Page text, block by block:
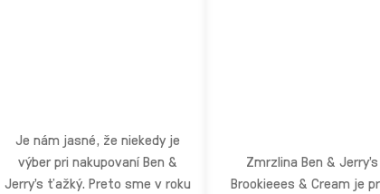
Je nám jasné, že niekedy je
výber pri nakupovaní Ben &
Jerry's ťažký. Preto sme v roku
Zmrzlina Ben & Jerry's
Brookieees & Cream je